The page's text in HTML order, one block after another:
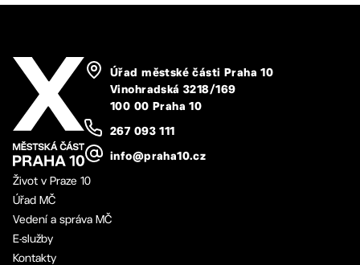
Úřad městské části Praha 10
Vinohradská 3218/169
100 00 Praha 10
267 093 111
info@praha10.cz
Život v Praze 10
Úřad MČ
Vedení a správa MČ
E-služby
Kontakty